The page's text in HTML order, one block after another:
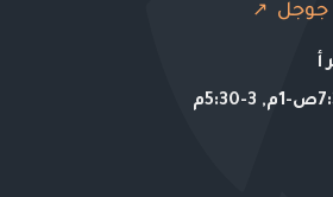
جوجل
أ